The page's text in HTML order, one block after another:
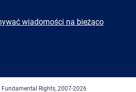
wiadomości na bieżąco
Rights, 2007-2026